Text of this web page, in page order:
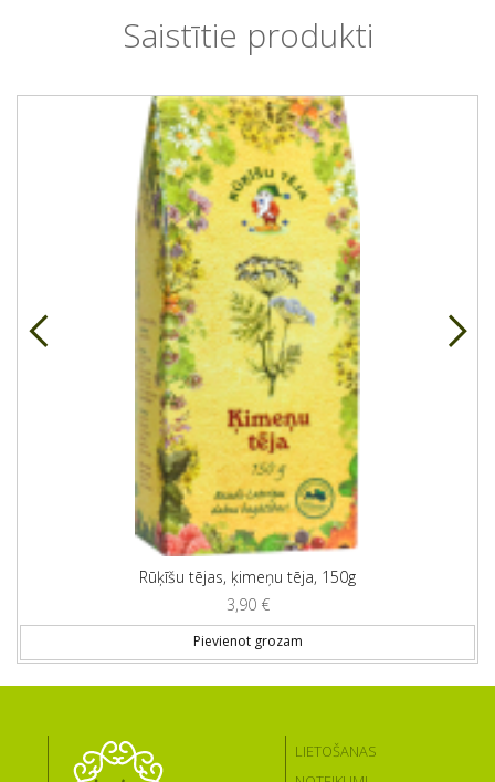
Saistītie produkti
Rūķīšu tējas, ķimeņu tēja, 150g
3,90 €
Pievienot grozam
LIETOŠANAS